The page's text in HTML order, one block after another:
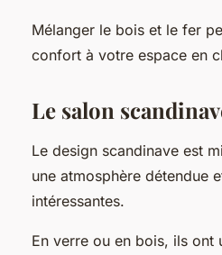
Mélanger le bois et le fer
confort à votre espace en
Le salon
Le design scandinave est
une atmosphère détendue
intéressantes.
En verre ou en bois, ils